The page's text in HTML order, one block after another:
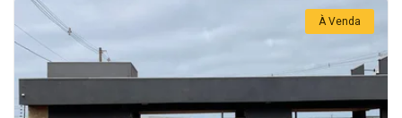
À Venda